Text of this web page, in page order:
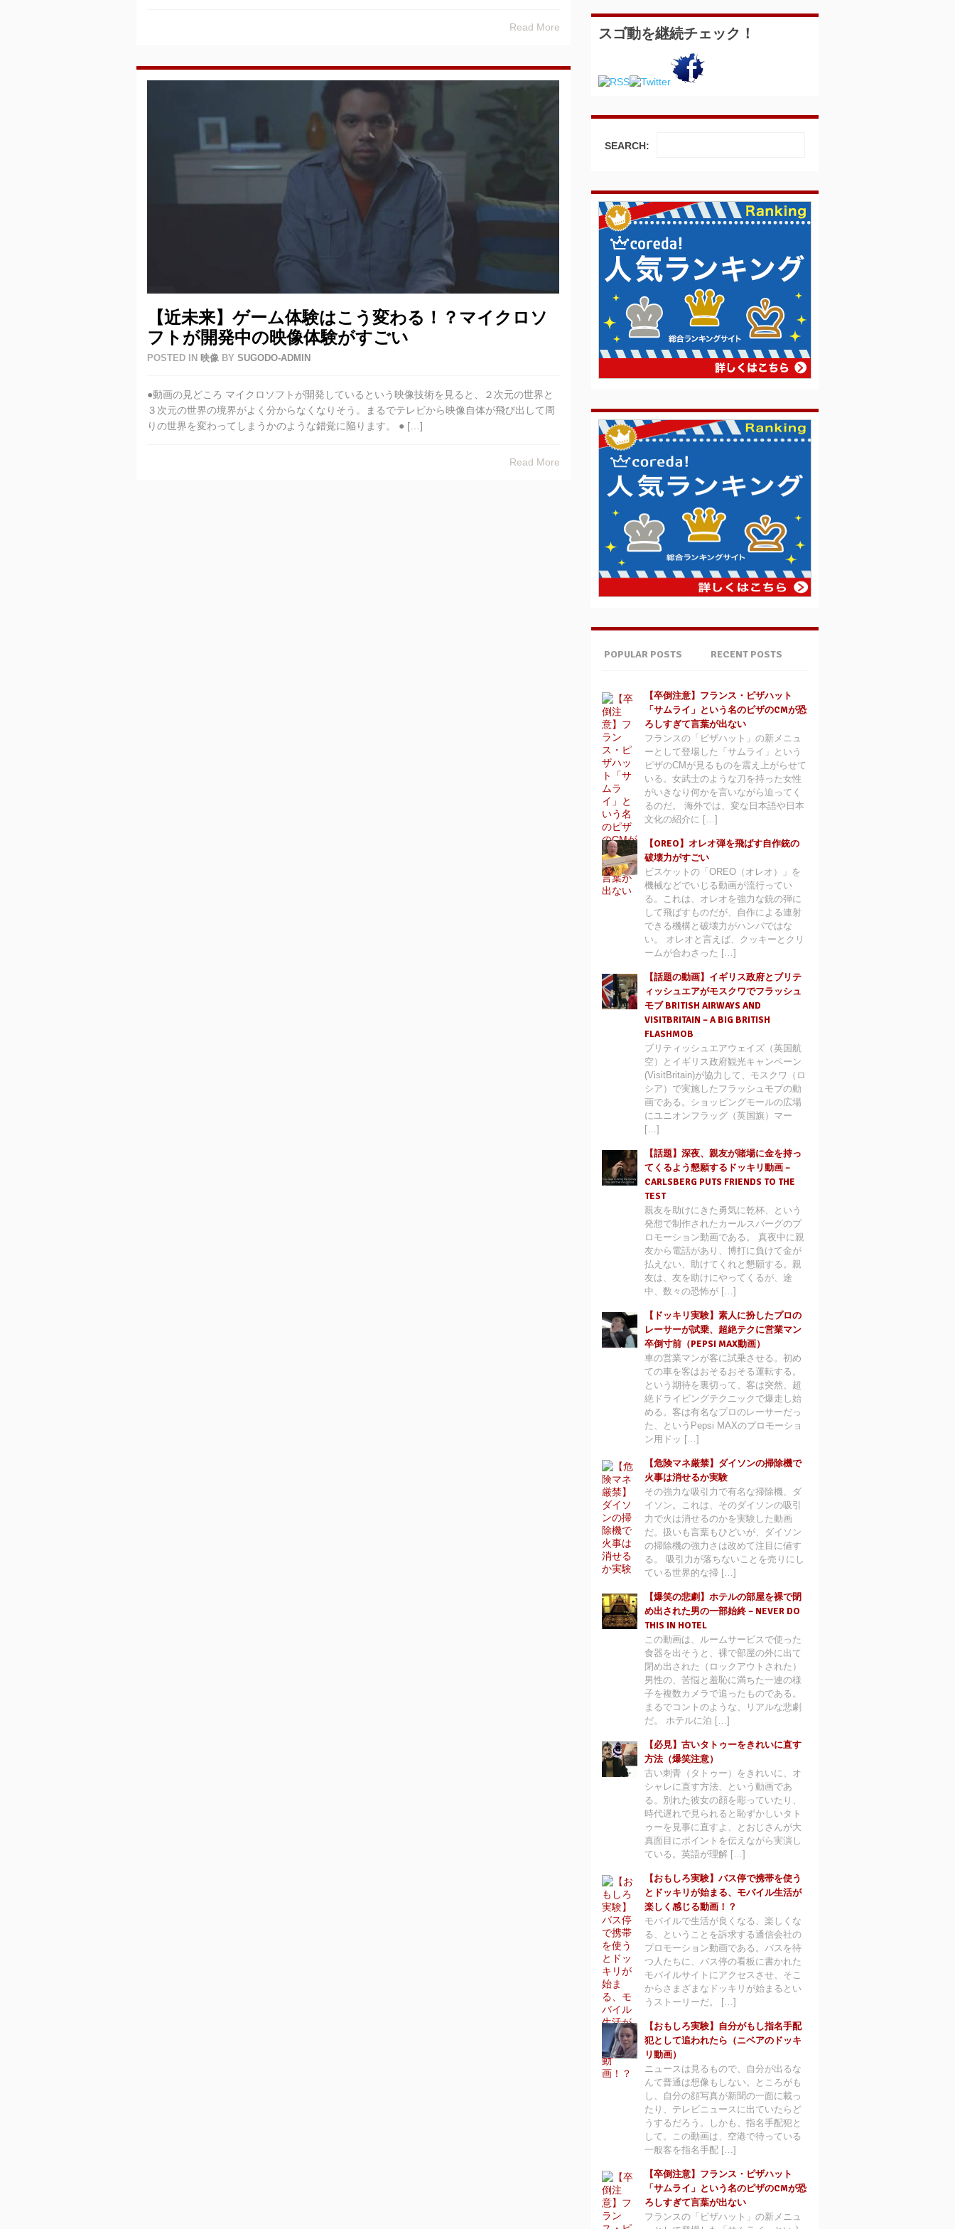
Read More
【近未来】ゲーム体験はこう変わる！？マイクロソ
フトが開発中の映像体験がすごい
POSTED IN 映像 BY SUGODO-ADMIN
●動画の見どころ マイクロソフトが開発しているという映像技術を見ると、２次元の世界と
３次元の世界の境界がよく分からなくなりそう。まるでテレビから映像自体が飛び出して周
りの世界を変わってしまうかのような錯覚に陥ります。 ● […]
Read More
スゴ動を継続チェック！
SEARCH:
POPULAR POSTS RECENT POSTS
【卒倒注意】フランス・ピザハット
「サムライ」という名のピザのCMが恐
ろしすぎて言葉が出ない
フランスの「ピザハット」の新メニュ
ーとして登場した「サムライ」という
ピザのCMが見るものを震え上がらせて
いる。女武士のような刀を持った女性
がいきなり何かを言いながら迫ってく
るのだ。 海外では、変な日本語や日本
文化の紹介に […]
【OREO】オレオ弾を飛ばす自作銃の
破壊力がすごい
ビスケットの「OREO（オレオ）」を
機械などでいじる動画が流行ってい
る。これは、オレオを強力な銃の弾に
して飛ばすものだが、自作による連射
できる機構と破壊力がハンパではな
い。 オレオと言えば、クッキーとクリ
ームが合わさった […]
【話題の動画】イギリス政府とブリテ
ィッシュエアがモスクワでフラッシュ
モブ BRITISH AIRWAYS AND
VISITBRITAIN – A BIG BRITISH
FLASHMOB
ブリティッシュエアウェイズ（英国航
空）とイギリス政府観光キャンペーン
(VisitBritain)が協力して、モスクワ（ロ
シア）で実施したフラッシュモブの動
画である。ショッピングモールの広場
にユニオンフラッグ（英国旗）マー
[…]
【話題】深夜、親友が賭場に金を持っ
てくるよう懇願するドッキリ動画 –
CARLSBERG PUTS FRIENDS TO THE
TEST
親友を助けにきた勇気に乾杯、という
発想で制作されたカールスバーグのプ
ロモーション動画である。 真夜中に親
友から電話があり、博打に負けて金が
払えない、助けてくれと懇願する。親
友は、友を助けにやってくるが、途
中、数々の恐怖が […]
【ドッキリ実験】素人に扮したプロの
レーサーが試乗、超絶テクに営業マン
卒倒寸前（PEPSI MAX動画）
車の営業マンが客に試乗させる。初め
ての車を客はおそるおそる運転する。
という期待を裏切って、客は突然、超
絶ドライビングテクニックで爆走し始
める。客は有名なプロのレーサーだっ
た、というPepsi MAXのプロモーショ
ン用ドッ […]
【危険マネ厳禁】ダイソンの掃除機で
火事は消せるか実験
その強力な吸引力で有名な掃除機、ダ
イソン。これは、そのダイソンの吸引
力で火は消せるのかを実験した動画
だ。扱いも言葉もひどいが、ダイソン
の掃除機の強力さは改めて注目に値す
る。 吸引力が落ちないことを売りにし
ている世界的な掃 […]
【爆笑の悲劇】ホテルの部屋を裸で閉
め出された男の一部始終 – NEVER DO
THIS IN HOTEL
この動画は、ルームサービスで使った
食器を出そうと、裸で部屋の外に出て
閉め出された（ロックアウトされた）
男性の、苦悩と羞恥に満ちた一連の様
子を複数カメラで追ったものである。
まるでコントのような、リアルな悲劇
だ。 ホテルに泊 […]
【必見】古いタトゥーをきれいに直す
方法（爆笑注意）
古い刺青（タトゥー）をきれいに、オ
シャレに直す方法、という動画であ
る。別れた彼女の顔を彫っていたり、
時代遅れで見られると恥ずかしいタト
ゥーを見事に直すよ、とおじさんが大
真面目にポイントを伝えながら実演し
ている。英語が理解 […]
【おもしろ実験】バス停で携帯を使う
とドッキリが始まる、モバイル生活が
楽しく感じる動画！？
モバイルで生活が良くなる、楽しくな
る、ということを訴求する通信会社の
プロモーション動画である。バスを待
つ人たちに、バス停の看板に書かれた
モバイルサイトにアクセスさせ、そこ
からさまざまなドッキリが始まるとい
うストーリーだ。 […]
【おもしろ実験】自分がもし指名手配
犯として追われたら（ニベアのドッキ
リ動画）
ニュースは見るもので、自分が出るな
んて普通は想像もしない。ところがも
し、自分の顔写真が新聞の一面に載っ
たり、テレビニュースに出ていたらど
うするだろう。しかも、指名手配犯と
して。この動画は、空港で待っている
一般客を指名手配 […]
【卒倒注意】フランス・ピザハット
「サムライ」という名のピザのCMが恐
ろしすぎて言葉が出ない
フランスの「ピザハット」の新メニュ